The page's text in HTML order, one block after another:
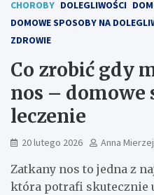
CHOROBY DOLEGLIWOŚCI
DOMOWE SPOSOBY NA
ZDROWIE
Co zrobić gdy
nos – domowe
leczenie
20 lutego 2026 Anna
Zatkany nos to jedna z
która potrafi skutecznie